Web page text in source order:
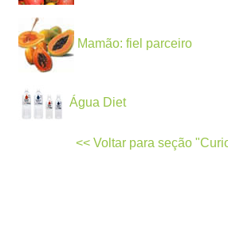
Mamão: fiel parceiro
Água Diet
<< Voltar para seção